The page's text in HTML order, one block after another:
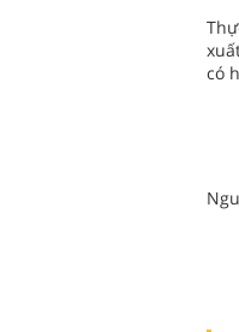
có